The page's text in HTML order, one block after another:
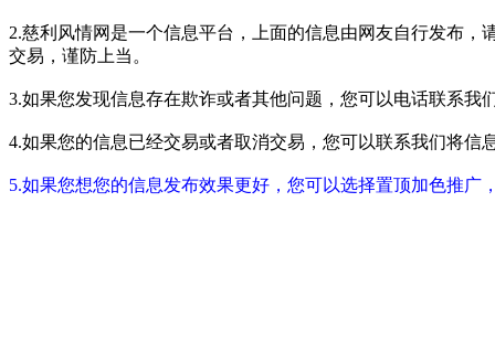
2.慈利风情网是一个信息平台，上面的信息由网友自行发布
交易，谨防上当。
3.如果您发现信息存在欺诈或者其他问题，您可以电话联系我
4.如果您的信息已经交易或者取消交易，您可以联系我们将信
5.如果您想您的信息发布效果更好，您可以选择置顶加色推广